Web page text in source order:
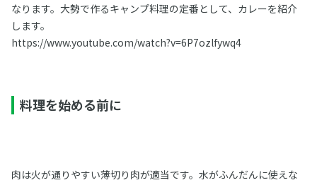
なります。大勢で作るキャンプ料理の定番として、カレーを紹介
します。
https://www.youtube.com/watch?v=6P7ozlfywq4
料理を始める前に
肉は火が通りやすい薄切り肉が適当です。水がふんだんに使えな